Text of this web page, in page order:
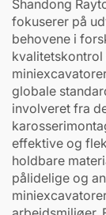
Shandong
fokuserer på
behovene i
kvalitetskontrol
globale
involveret fra
effektive og
holdbare
pålidelige og